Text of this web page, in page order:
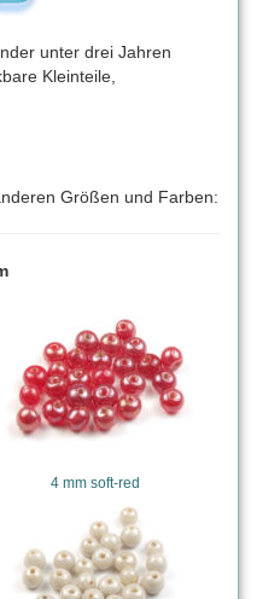
unter drei Jahren
Kleinteile,
Größen und Farben:
4 mm soft-red